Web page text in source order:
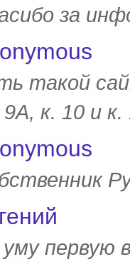
за
такой
9А, к. 10 и
первую